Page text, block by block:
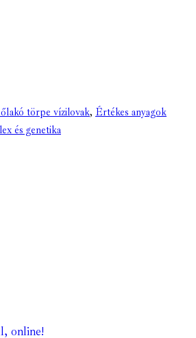
törpe vízilovak, Értékes anyagok
és genetika
online!